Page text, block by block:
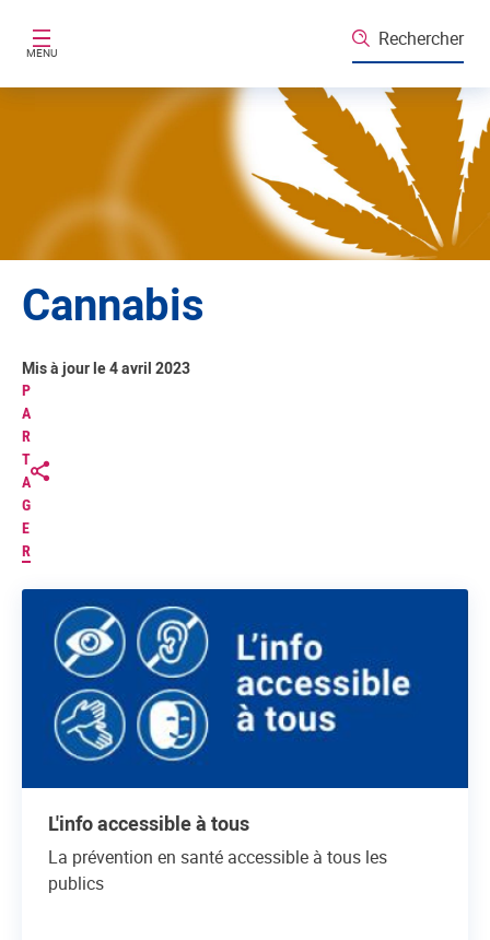
MENU
Rechercher
Cannabis
P
A
R
T
A
G
E
R
Mis à jour le 4 avril 2023
L'info accessible à tous
La prévention en santé accessible à tous les
publics